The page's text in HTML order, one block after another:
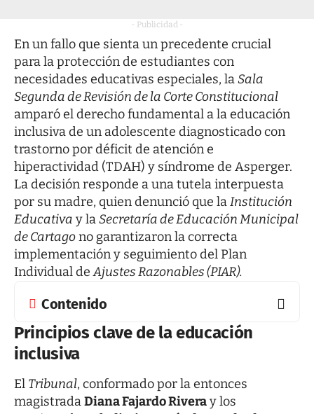
- Publicidad -
En un fallo que sienta un precedente crucial
para la protección de estudiantes con
necesidades educativas especiales, laSala
Segunda de Revisión de la Corte Constitucional
amparó el derecho fundamental a la educación
inclusiva de un adolescente diagnosticado con
trastorno por déficit de atención e
hiperactividad (TDAH) y síndrome de Asperger.
La decisión responde a una tutela interpuesta
por su madre, quien denunció que laInstitución
Educativa y laSecretaría de Educación Municipal
de Cartagono garantizaron la correcta
implementación y seguimiento del Plan
Individual deAjustes Razonables (PIAR).
Contenido
Principios clave de la educación
inclusiva
El Tribunal, conformado por la entonces
magistradaDiana Fajardo Riveray los